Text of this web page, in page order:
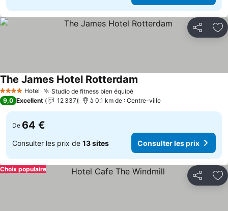
Partager
4 Étoiles Hotel Studio de fitness bien équipé
The James Hotel Rotterdam
9,0 Excellent 12 337 à 0.1 km de : Centre-ville
De 64 €
Consulter les prix de 13 sites Consulter les prix
Partager
Choix populaire